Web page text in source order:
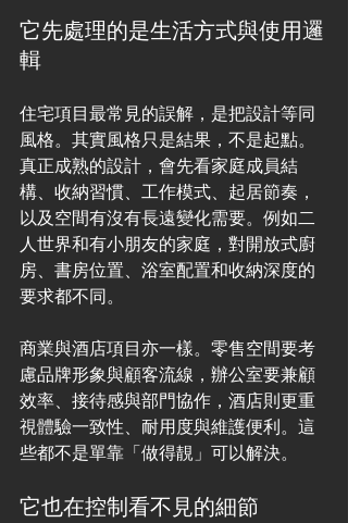
它先處理的是生活方式與使用邏
輯
住宅項目最常見的誤解，是把設計等同
風格。其實風格只是結果，不是起點。
真正成熟的設計，會先看家庭成員結
構、收納習慣、工作模式、起居節奏，
以及空間有沒有長遠變化需要。例如二
人世界和有小朋友的家庭，對開放式廚
房、書房位置、浴室配置和收納深度的
要求都不同。
商業與酒店項目亦一樣。零售空間要考
慮品牌形象與顧客流線，辦公室要兼顧
效率、接待感與部門協作，酒店則更重
視體驗一致性、耐用度與維護便利。這
些都不是單靠「做得靚」可以解決。
它也在控制看不見的細節